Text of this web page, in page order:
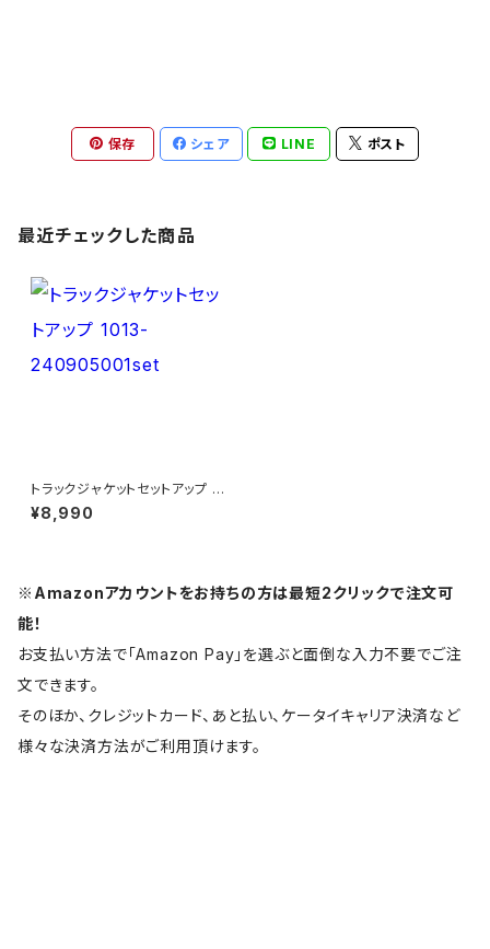
保存 シェア LINE ポスト
最近チェックした商品
トラックジャケットセットアップ 1
013-240905001set
¥8,990
※Amazonアカウントをお持ちの方は最短2クリックで注文可
能！
お支払い方法で「Amazon Pay」を選ぶと面倒な入力不要でご注
文できます。
そのほか、クレジットカード、あと払い、ケータイキャリア決済など
様々な決済方法がご利用頂けます。